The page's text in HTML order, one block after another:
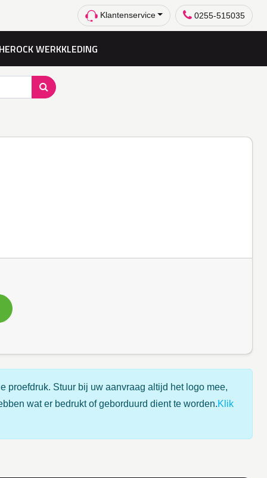
Klantenservice 0255-515035
HEROCK WERKKLEDING
proefdruk. Stuur bij uw aanvraag altijd het logo mee,
wat er bedrukt of geborduurd dient te worden.Klik